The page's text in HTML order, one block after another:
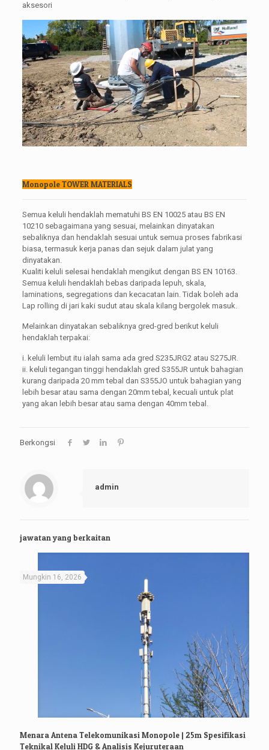
aksesori
Monopole TOWER MATERIALS
Semua keluli hendaklah mematuhi BS EN 10025 atau BS EN
10210 sebagaimana yang sesuai, melainkan dinyatakan
sebaliknya dan hendaklah sesuai untuk semua proses fabrikasi
biasa, termasuk kerja panas dan sejuk dalam julat yang
dinyatakan.
Kualiti keluli selesai hendaklah mengikut dengan BS EN 10163.
Semua keluli hendaklah bebas daripada lepuh, skala,
laminations, segregations dan kecacatan lain. Tidak boleh ada
Lap rolling di jari kaki sudut atau skala kilang bergolek masuk.
Melainkan dinyatakan sebaliknya gred-gred berikut keluli
hendaklah terpakai:
i. keluli lembut itu ialah sama ada gred S235JRG2 atau S275JR.
ii. keluli tegangan tinggi hendaklah gred S355JR untuk bahagian
kurang daripada 20 mm tebal dan S355JO untuk bahagian yang
lebih besar atau sama dengan 20mm tebal, kecuali untuk plat
yang akan lebih besar atau sama dengan 40mm tebal.
Berkongsi
admin
jawatan yang berkaitan
Mungkin 16, 2026
Menara Antena Telekomunikasi Monopole | 25m Spesifikasi
Teknikal Keluli HDG & Analisis Kejuruteraan